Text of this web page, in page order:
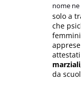
nome ne
solo a
che
marziali
da